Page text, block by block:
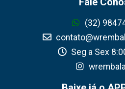
(32)
Seg a Sex